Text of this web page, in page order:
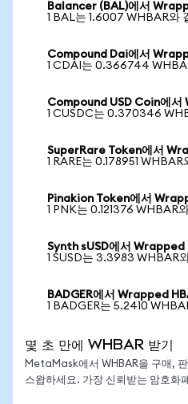
Balancer (BAL)에서
1 BAL는 1.6007 WHBAR와
Compound Dai에서
1 CDAI는 0.366744
Compound USD Coin에서
1 CUSDC는 0.370346
SuperRare Token에서
1 RARE는 0.178951 WHBAR
Pinakion Token에서
1 PNK는 0.121376 WHBAR
Synth sUSD에서 Wrapped
1 SUSD는 3.3983 WHBAR
BADGER에서 Wrapped
1 BADGER는 5.2410
몇 초 만에 WHBAR 받기
MetaMask에서 WHBAR을 구매,
스왑하세요. 가장 신뢰받는 암호화